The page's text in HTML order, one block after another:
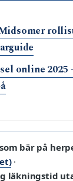
online 2025
bär på
·
läkningstid